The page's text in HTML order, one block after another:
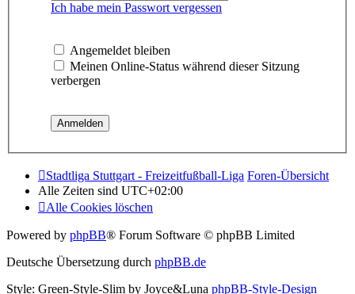
Ich habe mein Passwort vergessen
Angemeldet bleiben
Meinen Online-Status während dieser Sitzung
verbergen
Stadtliga Stuttgart - Freizeitfußball-Liga Foren-Übersicht
Alle Zeiten sind UTC+02:00
Alle Cookies löschen
Powered by phpBB® Forum Software © phpBB Limited
Deutsche Übersetzung durch phpBB.de
Style: Green-Style-Slim by Joyce&Luna phpBB-Style-Design